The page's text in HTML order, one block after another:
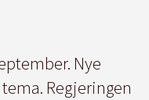
Nye
Regjeringen